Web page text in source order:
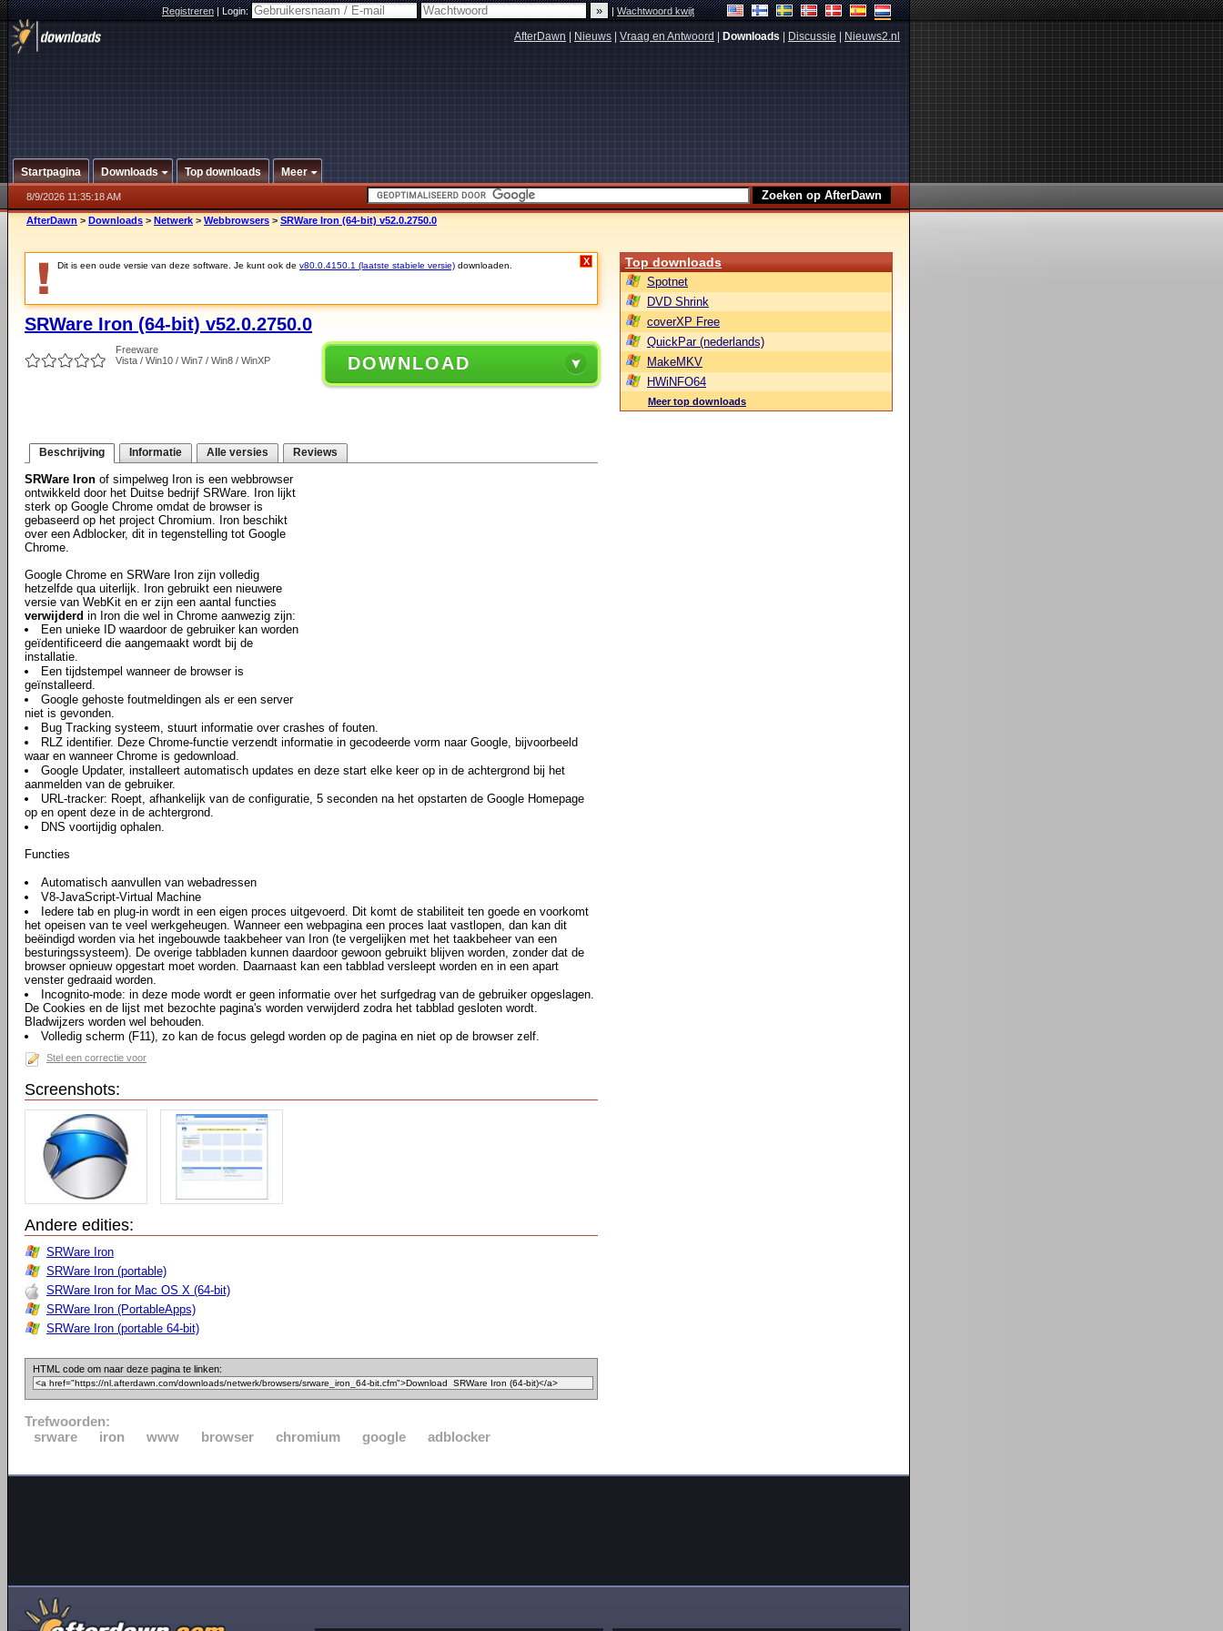
Registreren|Login: |Wachtwoord kwijt
AfterDawn Nieuws Vraag en Antwoord Downloads Discussie Nieuws2.nl
Startpagina Downloads Top downloads Meer
8/9/2026 11:35:18 AM
AfterDawn > Downloads > Netwerk > Webbrowsers > SRWare Iron (64-bit) v52.0.2750.0
Dit is een oude versie van deze software. Je kunt ook de v80.0.4150.1 (laatste stabiele versie) downloaden. X
SRWare Iron (64-bit) v52.0.2750.0
Freeware
Vista / Win10 / Win7 / Win8 / WinXP
DOWNLOAD
Beschrijving Informatie Alle versies Reviews
SRWare Iron of simpelweg Iron is een webbrowser
ontwikkeld door het Duitse bedrijf SRWare. Iron lijkt
sterk op Google Chrome omdat de browser is
gebaseerd op het project Chromium. Iron beschikt
over een Adblocker, dit in tegenstelling tot Google
Chrome.
Google Chrome en SRWare Iron zijn volledig
hetzelfde qua uiterlijk. Iron gebruikt een nieuwere
versie van WebKit en er zijn een aantal functies
verwijderd in Iron die wel in Chrome aanwezig zijn:
Een unieke ID waardoor de gebruiker kan worden
geïdentificeerd die aangemaakt wordt bij de
installatie.
Een tijdstempel wanneer de browser is
geïnstalleerd.
Google gehoste foutmeldingen als er een server
niet is gevonden.
Bug Tracking systeem, stuurt informatie over crashes of fouten.
RLZ identifier. Deze Chrome-functie verzendt informatie in gecodeerde vorm naar Google, bijvoorbeeld
waar en wanneer Chrome is gedownload.
Google Updater, installeert automatisch updates en deze start elke keer op in de achtergrond bij het
aanmelden van de gebruiker.
URL-tracker: Roept, afhankelijk van de configuratie, 5 seconden na het opstarten de Google Homepage
op en opent deze in de achtergrond.
DNS voortijdig ophalen.
Functies
Automatisch aanvullen van webadressen
V8-JavaScript-Virtual Machine
Iedere tab en plug-in wordt in een eigen proces uitgevoerd. Dit komt de stabiliteit ten goede en voorkomt
het opeisen van te veel werkgeheugen. Wanneer een webpagina een proces laat vastlopen, dan kan dit
beëindigd worden via het ingebouwde taakbeheer van Iron (te vergelijken met het taakbeheer van een
besturingssysteem). De overige tabbladen kunnen daardoor gewoon gebruikt blijven worden, zonder dat de
browser opnieuw opgestart moet worden. Daarnaast kan een tabblad versleept worden en in een apart
venster gedraaid worden.
Incognito-mode: in deze mode wordt er geen informatie over het surfgedrag van de gebruiker opgeslagen.
De Cookies en de lijst met bezochte pagina's worden verwijderd zodra het tabblad gesloten wordt.
Bladwijzers worden wel behouden.
Volledig scherm (F11), zo kan de focus gelegd worden op de pagina en niet op de browser zelf.
Stel een correctie voor
Screenshots:
Andere edities:
SRWare Iron
SRWare Iron (portable)
SRWare Iron for Mac OS X (64-bit)
SRWare Iron (PortableApps)
SRWare Iron (portable 64-bit)
HTML code om naar deze pagina te linken:
Trefwoorden:
srware
iron www browser chromium google adblocker
Top downloads
Spotnet
DVD Shrink
coverXP Free
QuickPar (nederlands)
MakeMKV
HWiNFO64
Meer top downloads